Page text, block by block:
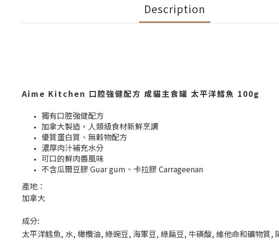
Description
Aime Kitchen 口腔強健配方 成貓主食罐 太平洋鱈魚 100g
獨有口腔強健配方
加拿大製造，人類級食材新鮮烹調
優質蛋白質、無穀物配方
濃厚肉汁補充水分
可口的鮮肉醬風味
不含瓜爾豆膠 Guar gum、卡拉膠 Carrageenan
產地：
加拿大
成分:
太平洋鱈魚, 水, 橄欖油, 綠豌豆, 海軍豆, 綠扁豆, 牛磺酸, 維他命和礦物質